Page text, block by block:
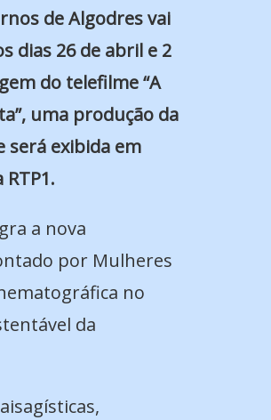
de Algodres vai
dias 26 de abril e 2
do telefilme “A
uma produção da
será exibida em
a nova
por Mulheres
no
da